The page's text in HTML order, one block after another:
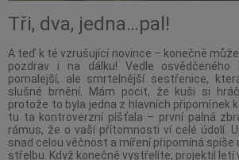
Tři, dva, jedna…pal!
A teď k té vzrušující novince – konečně
pozdrav i na dálku! Vedle
pomalejší, ale smrtelnější sestřenice,
slušné brnění. Mám pocit, že kuši si
protože to byla jedna z hlavních připomínek
tu ta kontroverzní píšťala – první palná
rámus, že o vaší přítomnosti ví celé údolí.
snad celou věčnost a míření připomíná spíše
střelbu. Když konečně vystřelíte, projektil letí